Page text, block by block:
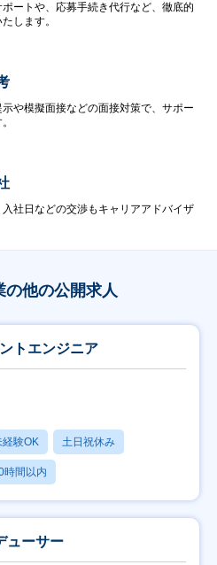
ートや、応募手続き代行など、徹底的
します。
や模擬面接などの面接対策で、サポー
社日などの交渉もキャリアアドバイザ
の他の公開求人
トエンジニア
験OK 土日祝休み
時間以内
ューサー